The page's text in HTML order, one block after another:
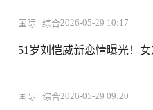
国际 | 综合2026-05-29 10:17
51岁刘恺威新恋情曝光！
国际 | 综合2026-05-29 09:20